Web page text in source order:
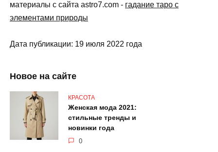
материалы с сайта astro7.com - гадание таро с
элементами природы
Дата публикации: 19 июля 2022 года
Новое на сайте
КРАСОТА
Женская мода 2021:
стильные тренды и
новинки года
0